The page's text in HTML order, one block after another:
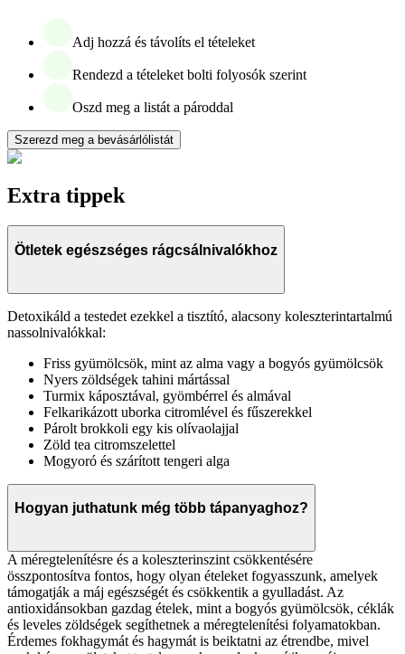
Adj hozzá és távolíts el tételeket
Rendezd a tételeket bolti folyosók szerint
Oszd meg a listát a pároddal
Szerezd meg a bevásárlólistát
Extra tippek
Ötletek egészséges rágcsálnivalókhoz
Detoxikáld a testedet ezekkel a tisztító, alacsony koleszterintartalmú
nassolnivalókkal:
Friss gyümölcsök, mint az alma vagy a bogyós gyümölcsök
Nyers zöldségek tahini mártással
Turmix káposztával, gyömbérrel és almával
Felkarikázott uborka citromlével és fűszerekkel
Párolt brokkoli egy kis olívaolajjal
Zöld tea citromszelettel
Mogyoró és szárított tengeri alga
Hogyan juthatunk még több tápanyaghoz?
A méregtelenítésre és a koleszterinszint csökkentésére
összpontosítva fontos, hogy olyan ételeket fogyasszunk, amelyek
támogatják a máj egészségét és csökkentik a gyulladást. Az
antioxidánsokban gazdag ételek, mint a bogyós gyümölcsök, céklák
és leveles zöldségek segíthetnek a méregtelenítési folyamatokban.
Érdemes fokhagymát és hagymát is beiktatni az étrendbe, mivel